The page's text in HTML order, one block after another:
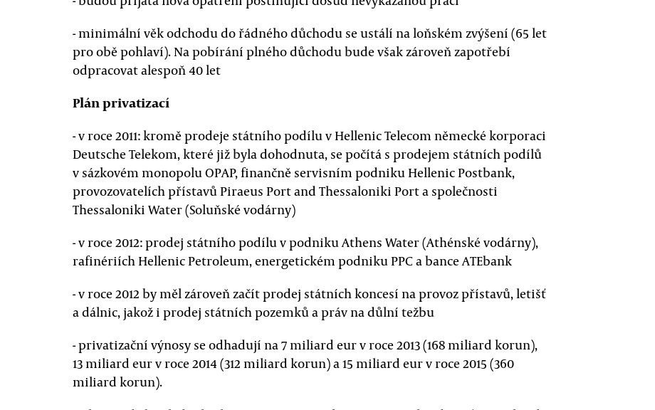
- minimální věk odchodu do řádného důchodu se ustálí na loňském zvýšení (65 let
pro obě pohlaví). Na pobírání plného důchodu bude však zároveň zapotřebí
odpracovat alespoň 40 let
Plán privatizací
- v roce 2011: kromě prodeje státního podílu v Hellenic Telecom německé korporaci
Deutsche Telekom, které již byla dohodnuta, se počítá s prodejem státních podílů
v sázkovém monopolu OPAP, finančně servisním podniku Hellenic Postbank,
provozovatelích přístavů Piraeus Port and Thessaloniki Port a společnosti
Thessaloniki Water (Soluňské vodárny)
- v roce 2012: prodej státního podílu v podniku Athens Water (Athénské vodárny),
rafinériích Hellenic Petroleum, energetickém podniku PPC a bance ATEbank
- v roce 2012 by měl zároveň začít prodej státních koncesí na provoz přístavů, letišť
a dálnic, jakož i prodej státních pozemků a práv na důlní težbu
- privatizační výnosy se odhadují na 7 miliard eur v roce 2013 (168 miliard korun),
13 miliard eur v roce 2014 (312 miliard korun) a 15 miliard eur v roce 2015 (360
miliard korun).